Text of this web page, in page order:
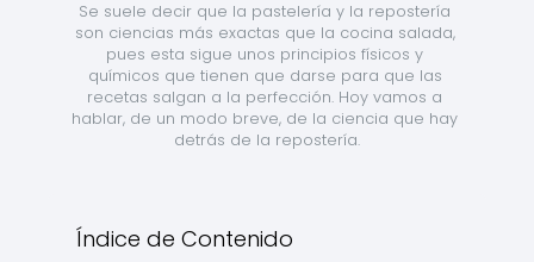
Se suele decir que la pastelería y la repostería
son ciencias más exactas que la cocina salada,
pues esta sigue unos principios físicos y
químicos que tienen que darse para que las
recetas salgan a la perfección. Hoy vamos a
hablar, de un modo breve, de la ciencia que hay
detrás de la repostería.
Índice de Contenido